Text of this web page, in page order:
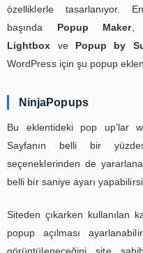
Zararlı pop up’lar
kapatma düğmeleri
içeriklere tıklamalarına
bilgilerini kaydedebilir.
cezalandırılabilirsiniz.
çalışmasına neden
eklentilerinin özelliklerini